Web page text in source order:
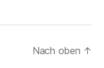
Nach oben ↑